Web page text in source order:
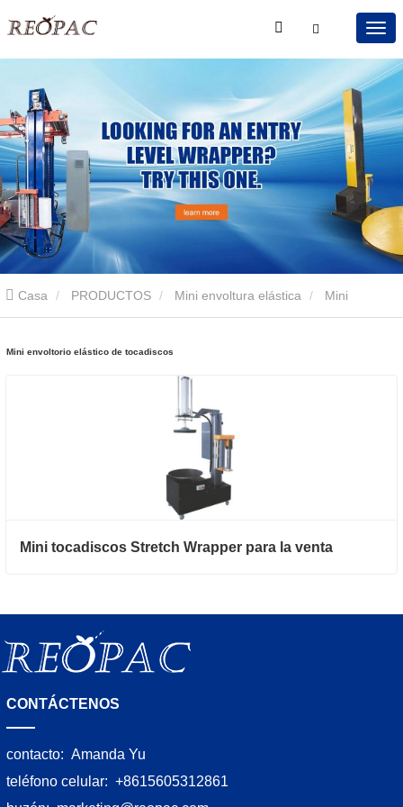
Casa PRODUCTOS Mini envoltura elástica
Mini envoltorio elástico de tocadiscos
Mini tocadiscos Stretch Wrapper para la venta
CONTÁCTENOS
contacto: Amanda Yu
teléfono celular: +8615605312861